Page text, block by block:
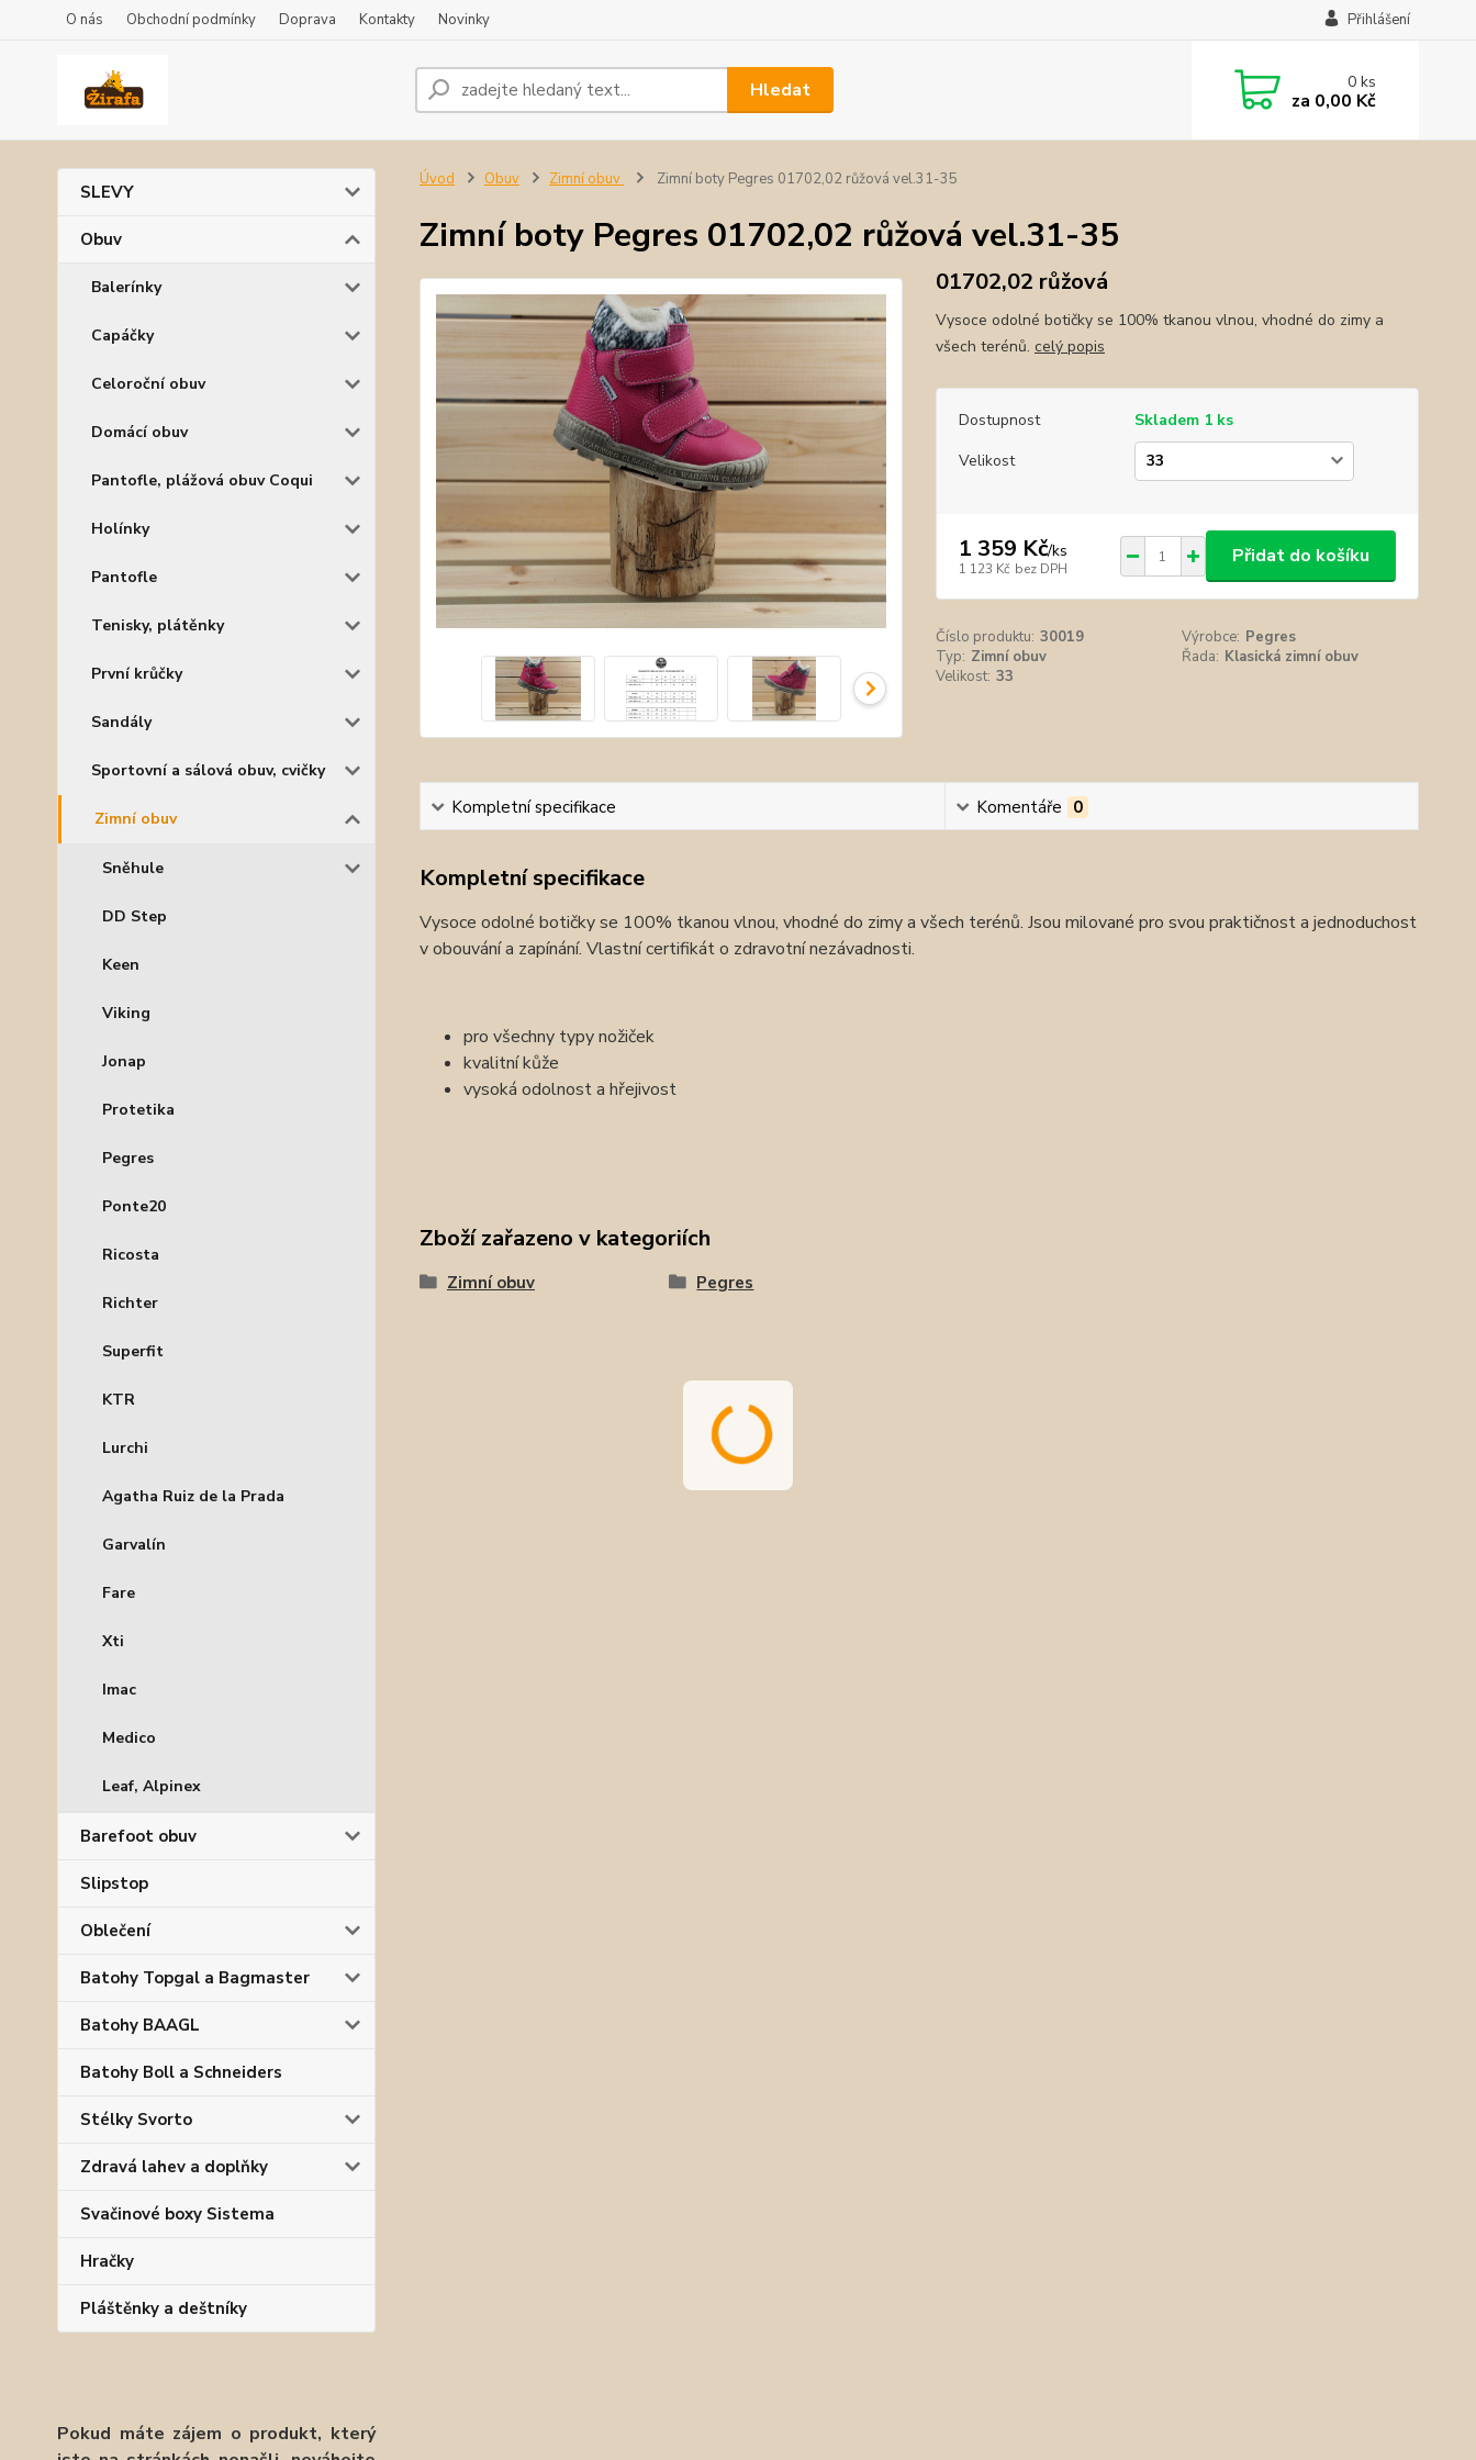
O nás Obchodní podmínky Doprava Kontakty Novinky Přihlášení
Hledat 0ks
za 0,00 Kč
SLEVY
Obuv
Balerínky
Capáčky
Celoroční obuv
Domácí obuv
Pantofle, plážová obuv Coqui
Holínky
Pantofle
Tenisky, plátěnky
První krůčky
Sandály
Sportovní a sálová obuv, cvičky
Zimní obuv
Sněhule
DD Step
Keen
Viking
Jonap
Protetika
Pegres
Ponte20
Ricosta
Richter
Superfit
KTR
Lurchi
Agatha Ruiz de la Prada
Garvalín
Fare
Xti
Imac
Medico
Leaf, Alpinex
Barefoot obuv
Slipstop
Oblečení
Batohy Topgal a Bagmaster
Batohy BAAGL
Batohy Boll a Schneiders
Stélky Svorto
Zdravá lahev a doplňky
Svačinové boxy Sistema
Hračky
Pláštěnky a deštníky
Pokud máte zájem o produkt, který
Úvod Obuv Zimní obuv Zimní boty Pegres 01702,02 růžová vel.31-35
Zimní boty Pegres 01702,02 růžová vel.31-35
01702,02 růžová
Vysoce odolné botičky se 100% tkanou vlnou, vhodné do zimy a
všech terénů. celý popis
Dostupnost
Skladem 1 ks
Velikost
1 359 Kč/ks
1 123 Kč bez DPH
Přidat do košíku
Číslo produktu: 30019 Výrobce: Pegres
Typ: Zimní obuv Řada: Klasická zimní obuv
Velikost: 33
Kompletní specifikace Komentáře 0
Kompletní specifikace
Vysoce odolné botičky se 100% tkanou vlnou, vhodné do zimy a všech terénů. Jsou milované pro svou praktičnost a jednoduchost
v obouvání a zapínání. Vlastní certifikát o zdravotní nezávadnosti.
pro všechny typy nožiček
kvalitní kůže
vysoká odolnost a hřejivost
Zboží zařazeno v kategoriích
Zimní obuv Pegres